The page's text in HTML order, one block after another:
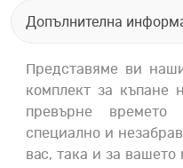
Допълнителна
Представяме ви
комплект за къпане
превърне
специално и
вас, така и за вашето